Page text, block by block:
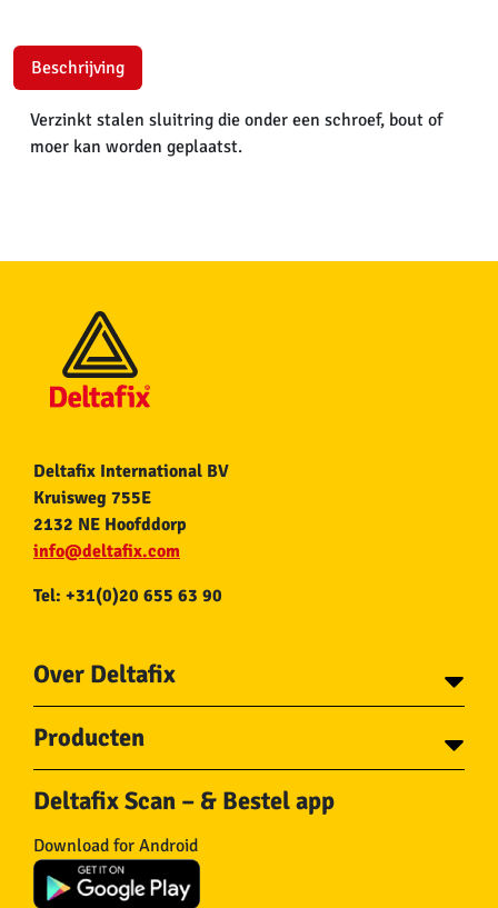
Beschrijving
Verzinkt stalen sluitring die onder een schroef, bout of
moer kan worden geplaatst.
Deltafix International BV
Kruisweg 755E
2132 NE Hoofddorp
info@deltafix.com
Tel: +31(0)20 655 63 90
Over Deltafix
Voor gemeentes
Over Deltafix
Producten
Schroeven
Bouten
Draadnagels
Pluggen
Ketting en Toebehoren
Deltafix Scan – & Bestel app
Download for Android